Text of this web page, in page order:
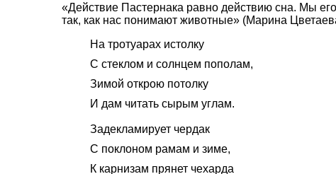
«Действие Пастернака равно действию сна. Мы
так, как нас понимают животные» (Марина
На тротуарах истолку
С стеклом и солнцем пополам,
Зимой открою потолку
И дам читать сырым углам.
Задекламирует чердак
С поклоном рамам и зиме,
К карнизам прянет чехарда